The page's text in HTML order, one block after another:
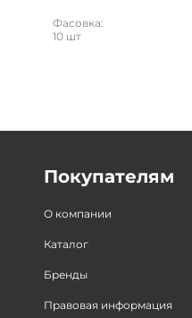
Фасовка:
10 шт
Покупателям
О компании
Каталог
Бренды
Правовая информация